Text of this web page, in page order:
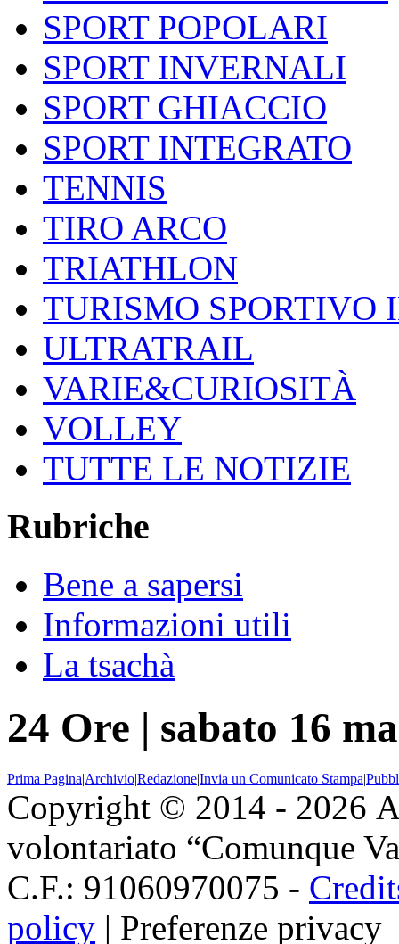
SPORT POPOLARI
SPORT INVERNALI
SPORT GHIACCIO
SPORT INTEGRATO
TENNIS
TIRO ARCO
TRIATHLON
TURISMO SPORTIVO
ULTRATRAIL
VARIE&CURIOSITÀ
VOLLEY
TUTTE LE NOTIZIE
Rubriche
Bene a sapersi
Informazioni utili
La tsachà
24 Ore | sabato 16
Prima Pagina|Archivio|Redazione|Invia un Comunicato Stampa|
Copyright © 2014 - 2026
volontariato “Comunque
C.F.: 91060970075 -
policy | Preferenze privacy